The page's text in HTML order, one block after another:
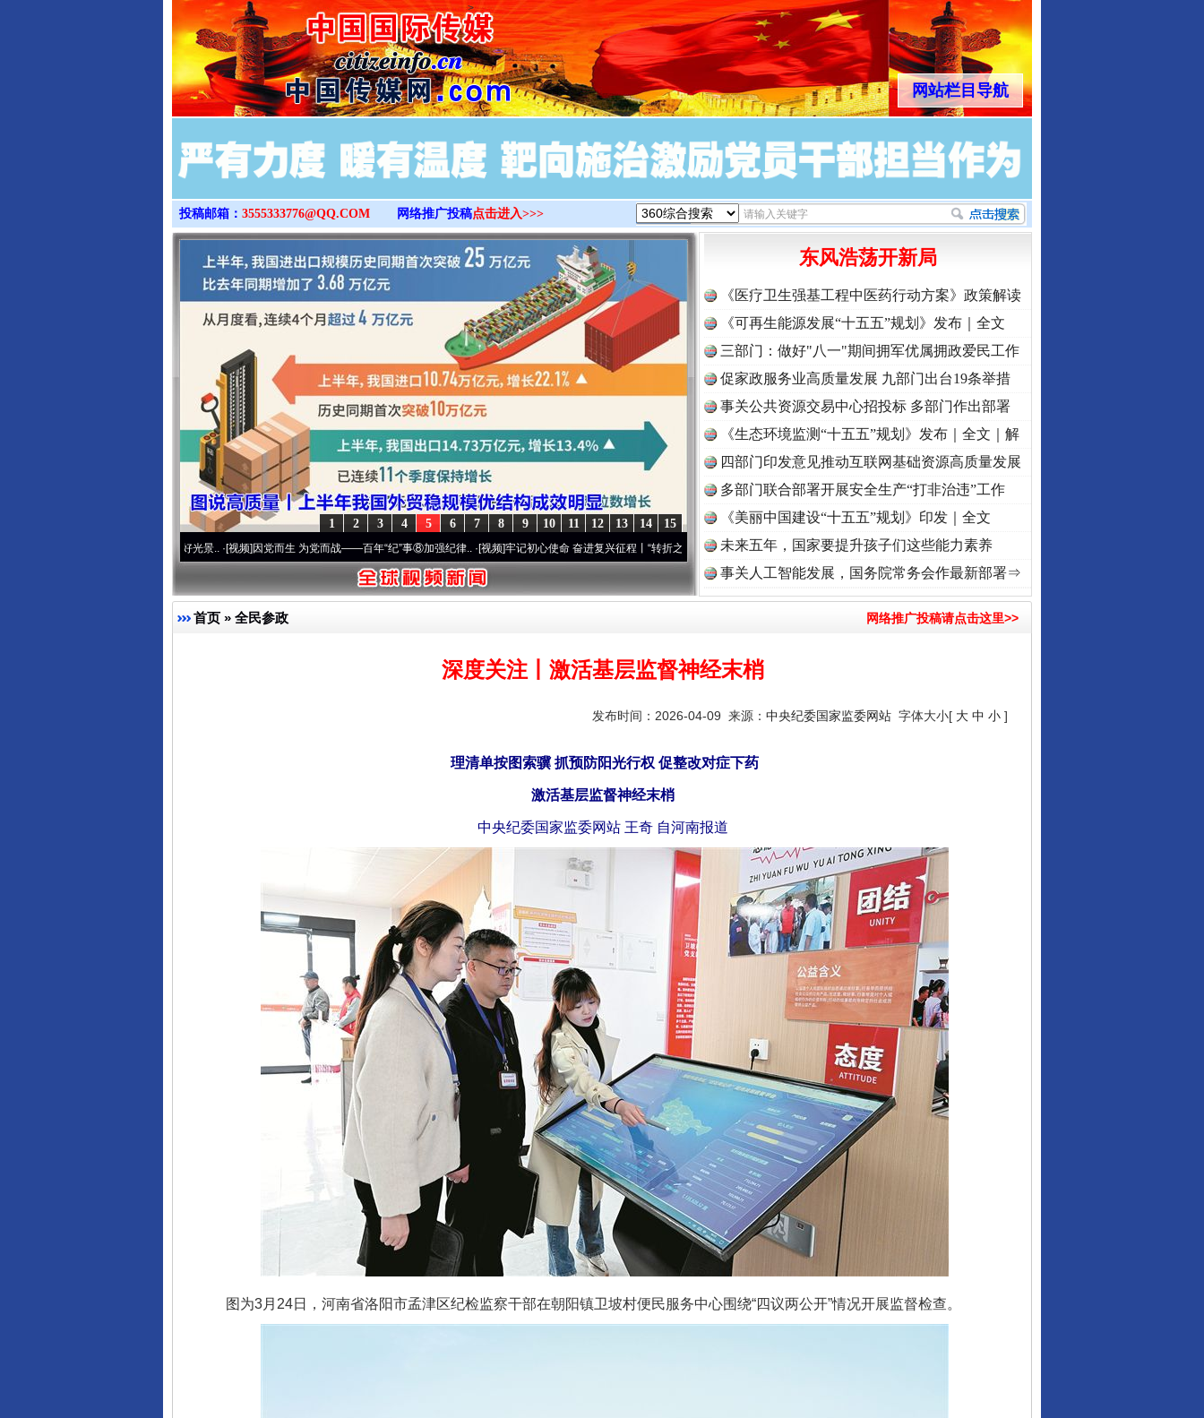
>
网站栏目导航
投稿邮箱： 3555333776@QQ.COM 网络推广投稿点击进入>>>
15
14
13
12
11
10
9
8
7
6
5
4
3
2
1
·[视频]因党而生 为党而战——百年“纪”事⑧加强纪律..·[视频]牢记初心使命 奋进复兴征程丨“转折之城”激荡..·[视频] 牢记初心使命 奋进复兴征程丨红船起航处 潮起..·[视频]一首歌的时间，读懂乐至的“诗与远方”
东风浩荡开新局
《医疗卫生强基工程中医药行动方案》政策解读
《可再生能源发展“十五五”规划》发布｜全文
三部门：做好"八一"期间拥军优属拥政爱民工作
促家政服务业高质量发展 九部门出台19条举措
事关公共资源交易中心招投标 多部门作出部署
《生态环境监测“十五五”规划》发布｜全文｜解
读
四部门印发意见推动互联网基础资源高质量发展
多部门联合部署开展安全生产“打非治违”工作
《美丽中国建设“十五五”规划》印发｜全文
未来五年，国家要提升孩子们这些能力素养
事关人工智能发展，国务院常务会作最新部署⇒
首页 » 全民参政 网络推广投稿请点击这里>>
深度关注丨激活基层监督神经末梢
发布时间：2026-04-09 来源： 中央纪委国家监委网站 字体大小[ 大 中 小 ]
理清单按图索骥 抓预防阳光行权 促整改对症下药
激活基层监督神经末梢
中央纪委国家监委网站 王奇 自河南报道
图为3月24日，河南省洛阳市孟津区纪检监察干部在朝阳镇卫坡村便民服务中心围绕“四议两公开”情况开展监督检查。